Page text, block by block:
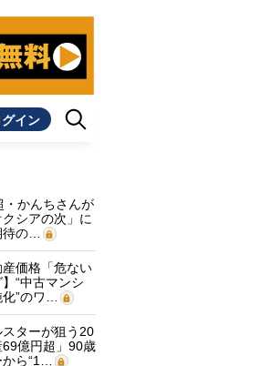
グイン
・かんちさんが
シアの次」に
の…
産価格「危ない
“中古マンシ
”のワ…
スターが狙う20
億円超」90歳
ら“1…